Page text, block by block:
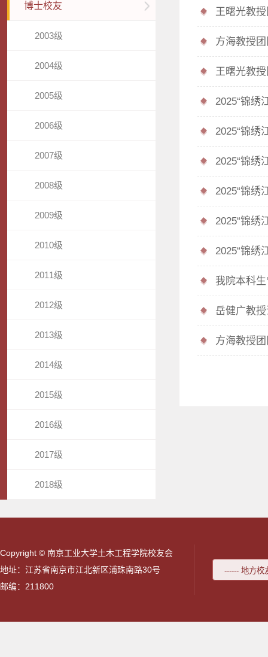
博士校友
2003级
2004级
2005级
2006级
2007级
2008级
2009级
2010级
2011级
2012级
2013级
2014级
2015级
2016级
2017级
2018级
王曙光教
方海教授
王曙光教
2025“锦绣
2025“锦绣
2025“锦绣
2025“锦绣
2025“锦绣
2025“锦绣
我院本科
岳健广教
方海教授
Copyright © 南京工业大学土木工程学院校友会
地址：江苏省南京市江北新区浦珠南路30号
邮编：211800